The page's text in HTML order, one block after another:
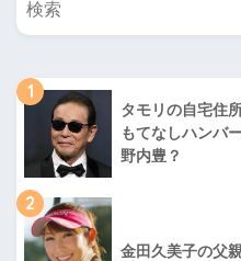
1
タモリの自宅住
もてなしハンバ
野内豊？
2
金田久美子の父